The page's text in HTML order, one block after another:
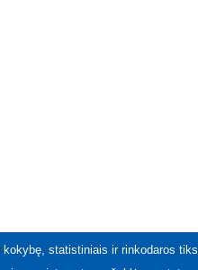
statistiniais ir rinkodaros